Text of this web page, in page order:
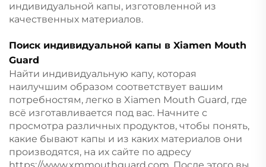
индивидуальной капы, изготовленной из
качественных материалов.
Поиск индивидуальной капы в Xiamen Mouth
Guard
Найти индивидуальную капу, которая
наилучшим образом соответствует вашим
потребностям, легко в Xiamen Mouth Guard, где
всё изготавливается под вас. Начните с
просмотра различных продуктов, чтобы понять,
какие бывают капы и из каких материалов они
производятся, на их сайте по адресу